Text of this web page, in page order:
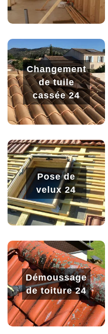
Changement
de tuile
cassée 24
Pose de
velux 24
Démoussage
de toiture 24